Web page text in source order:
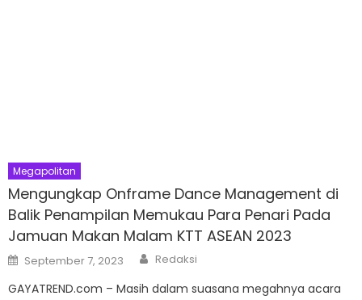
Megapolitan
Mengungkap Onframe Dance Management di
Balik Penampilan Memukau Para Penari Pada
Jamuan Makan Malam KTT ASEAN 2023
Posted
on
September 7, 2023 Author
Redaksi
GAYATREND.com – Masih dalam suasana megahnya acara